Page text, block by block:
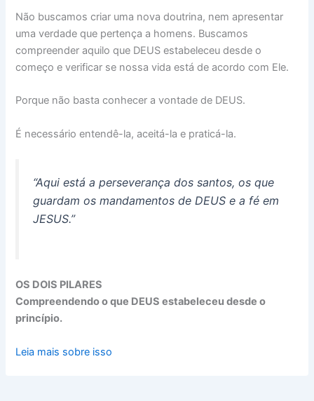
Não buscamos criar uma nova doutrina, nem apresentar
uma verdade que pertença a homens. Buscamos
compreender aquilo que DEUS estabeleceu desde o
começo e verificar se nossa vida está de acordo com Ele.
Porque não basta conhecer a vontade de DEUS.
É necessário entendê-la, aceitá-la e praticá-la.
“Aqui está a perseverança dos santos, os que
guardam os mandamentos de DEUS e a fé em
JESUS.”
OS DOIS PILARES
Compreendendo o que DEUS estabeleceu desde o
princípio.
Leia mais sobre isso